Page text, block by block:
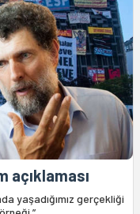
açıklaması
yaşadığımız gerçekliği